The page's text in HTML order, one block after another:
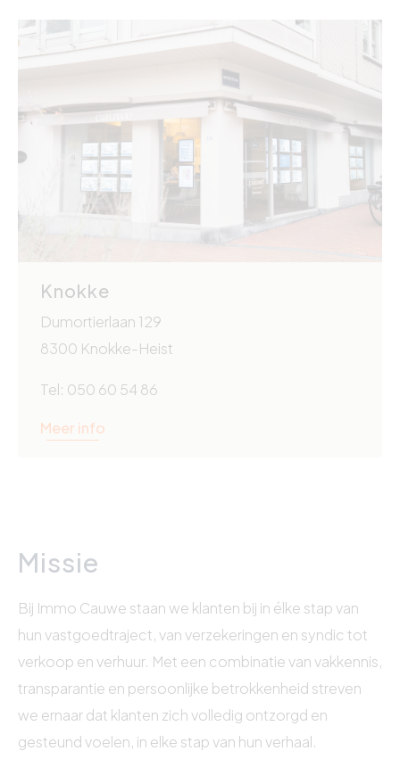
Knokke
Dumortierlaan 129
8300 Knokke-Heist
Tel: 050 60 54 86
Meer info
Missie
Bij Immo Cauwe staan we klanten bij in élke stap van
hun vastgoedtraject, van verzekeringen en syndic tot
verkoop en verhuur. Met een combinatie van vakkennis,
transparantie en persoonlijke betrokkenheid streven
we ernaar dat klanten zich volledig ontzorgd en
gesteund voelen, in elke stap van hun verhaal.